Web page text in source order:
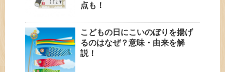
点も！
こどもの日にこいのぼりを揚げ
るのはなぜ？意味・由来を解
説！